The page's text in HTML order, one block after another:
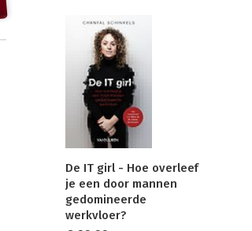
De IT girl - Hoe overleef
je een door mannen
gedomineerde
werkvloer?